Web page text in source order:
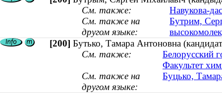
См. также:
Навукова-
См. также на
другом языке:
Бутрим,
[200] Бутько, Тамара Антоновна
См. также:
Белорусский
Факультет
См. также на
другом языке:
Буцько,